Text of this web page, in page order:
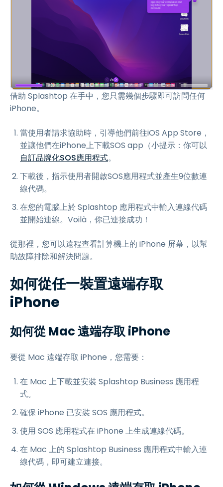
借助 Splashtop 在手中，您只需幾個步驟即可訪問任何
iPhone。
當使用者請求協助時，引導他們前往iOS App Store，
並讓他們在iPhone上下載SOS app（小提示：你可以
自訂品牌化SOS應用程式。
下載後，指示使用者開啟SOS應用程式並產生9位數連
線代碼。
在您的電腦上於 Splashtop 應用程式中輸入連線代碼
並開始連線。Voilà，你已連接成功！
從那裡，您可以遠程查看計算機上的 iPhone 屏幕，以幫
助故障排除和解決問題。
如何從任一裝置遠端存取
iPhone
如何從 Mac 遠端存取 iPhone
要從 Mac 遠端存取 iPhone，您需要：
在 Mac 上下載並安裝 Splashtop Business 應用程
式。
確保 iPhone 已安裝 SOS 應用程式。
使用 SOS 應用程式在 iPhone 上生成連線代碼。
在 Mac 上的 Splashtop Business 應用程式中輸入連
線代碼，即可建立連接。